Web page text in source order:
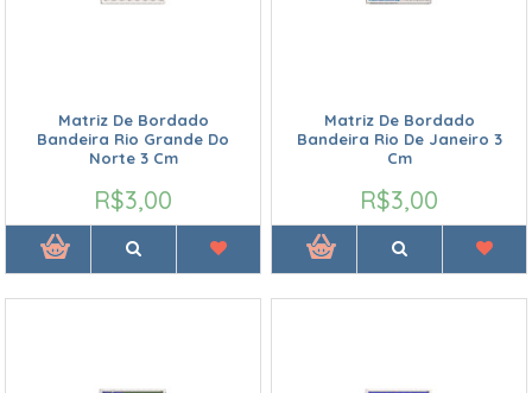
Matriz De Bordado
Bandeira Rio Grande Do
Norte 3 Cm
R$3,00
Matriz De Bordado
Bandeira Rio De Janeiro 3
Cm
R$3,00